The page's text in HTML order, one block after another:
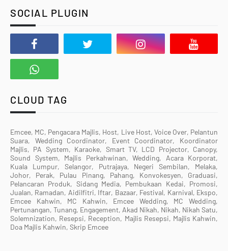
SOCIAL PLUGIN
CLOUD TAG
Emcee, MC, Pengacara Majlis, Host, Live Host, Voice Over, Pelantun
Suara, Wedding Coordinator, Event Coordinator, Koordinator
Majlis, PA System, Karaoke, Smart TV, LCD Projector, Canopy,
Sound System, Majlis Perkahwinan, Wedding, Acara Korporat,
Kuala Lumpur, Selangor, Putrajaya, Negeri Sembilan, Melaka,
Johor, Perak, Pulau Pinang, Pahang, Konvokesyen, Graduasi,
Pelancaran Produk, Sidang Media, Pembukaan Kedai, Promosi,
Jualan, Ramadan, Aidilfitri, Iftar, Bazaar, Festival, Karnival, Ekspo,
Emcee Kahwin, MC Kahwin, Emcee Wedding, MC Wedding,
Pertunangan, Tunang, Engagement, Akad Nikah, Nikah, Nikah Satu,
Solemnization, Resepsi, Reception, Majlis Resepsi, Majlis Kahwin,
Doa Majlis Kahwin, Skrip Emcee